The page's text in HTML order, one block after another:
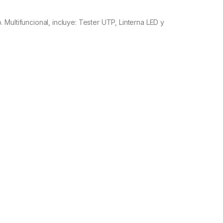
Multifuncional, incluye: Tester UTP, Linterna LED y